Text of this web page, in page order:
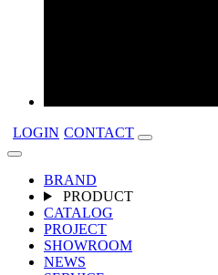
LOGIN CONTACT
BRAND
PRODUCT
CATALOG
PROJECT
SHOWROOM
NEWS